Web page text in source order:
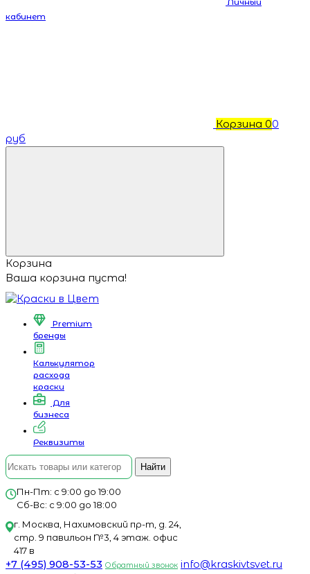
кабинет
Корзина 00
руб
Корзина
Ваша корзина пуста!
Premium
бренды
Калькулятор
расхода
краски
Для
бизнеса
Реквизиты
Найти
Пн-Пт: с 9:00 до 19:00
Сб-Вс: с 9:00 до 18:00
г. Москва, Нахимовский пр-т, д. 24,
стр. 9 павильон №3, 4 этаж. офис
417 в
+7 (495) 908-53-53 Обратный звонок info@kraskivtsvet.ru